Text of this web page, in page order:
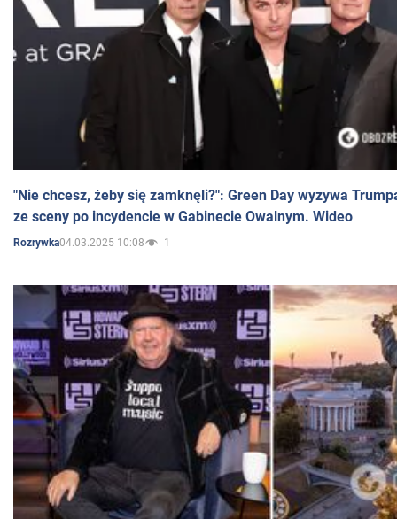
"Nie chcesz, żeby się zamknęli?": Green Day wyzywa
ze sceny po incydencie w Gabinecie Owalnym. Wideo
Rozrywka04.03.2025 10:08 1